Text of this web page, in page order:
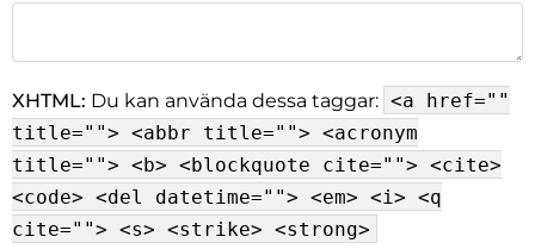
XHTML: Du kan använda dessa taggar: <a href=""
title=""> <abbr title=""> <acronym
title=""> <b> <blockquote cite=""> <cite>
<code> <del datetime=""> <em> <i> <q
cite=""> <s> <strike> <strong>